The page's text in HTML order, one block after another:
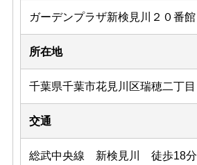
ガーデンプラザ新検見川２０番館
所在地
千葉県千葉市花見川区瑞穂二丁目
交通
総武中央線 新検見川 徒歩18分